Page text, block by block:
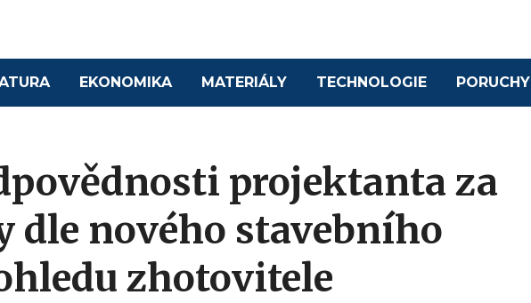
EKONOMIKA MATERIÁLY TECHNOLOGIE PORUCHY
projektanta za
dle nového stavebního
zhotovitele